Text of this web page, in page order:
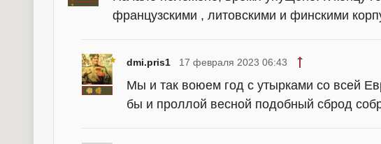
французскими , литовскими и финскими
dmi.pris1 17 февраля 2023 06:43
Мы и так воюем год с утырками со всей
бы и проллой весной подобный сброд